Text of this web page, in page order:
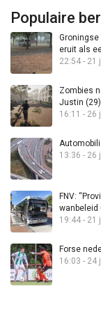
Populaire
eruit als
22:54 - 21
Zombies
Justin
16:11 - 26
13:36 - 26
FNV:
wanbeleid
19:44 - 21
Forse
16:03 - 24